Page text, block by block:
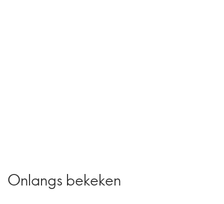
Onlangs bekeken